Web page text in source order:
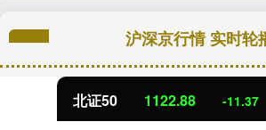
沪深京行情 实时轮
创业板指 3537.21 -25.90